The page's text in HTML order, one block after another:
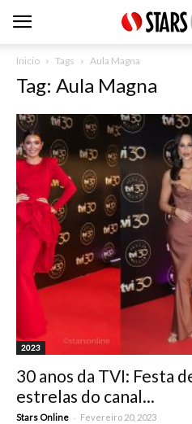
Inicio Tags Aula Magna
Tag: Aula Magna
2023
30 anos da TVI: Festa
estrelas do canal...
Stars Online - Fevereiro 20, 2023